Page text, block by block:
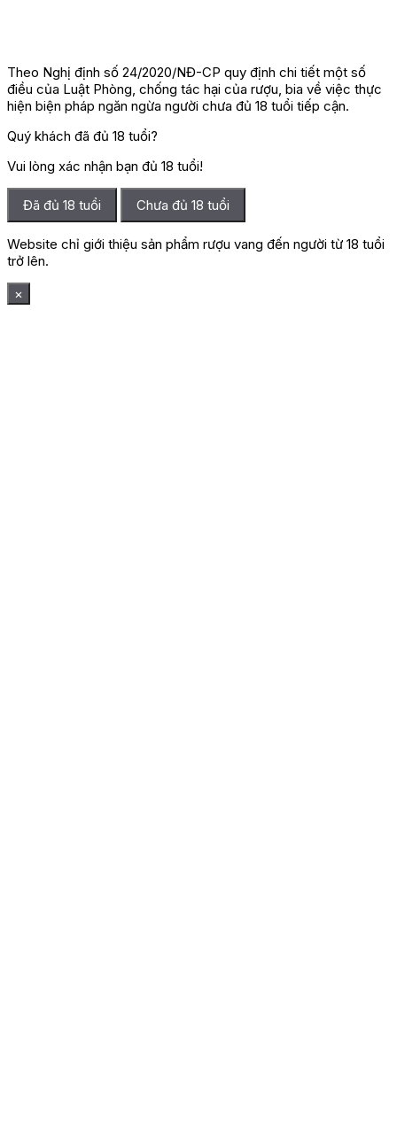
Theo Nghị định số 24/2020/NĐ-CP quy định chi tiết một số
điều của Luật Phòng, chống tác hại của rượu, bia về việc thực
hiện biện pháp ngăn ngừa người chưa đủ 18 tuổi tiếp cận.
Quý khách đã đủ 18 tuổi?
Vui lòng xác nhận bạn đủ 18 tuổi!
Đã đủ 18 tuổi Chưa đủ 18 tuổi
Website chỉ giới thiệu sản phẩm rượu vang đến người từ 18 tuổi
trở lên.
×